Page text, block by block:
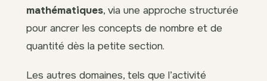
mathématiques, via une approche structurée
pour ancrer les concepts de nombre et de
quantité dès la petite section.
Les autres domaines, tels que l’activité